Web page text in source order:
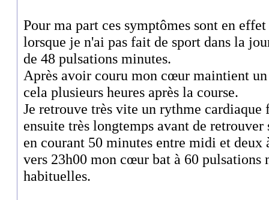
Pour ma part ces symptômes sont en
lorsque je n'ai pas fait de sport dans la
de 48 pulsations minutes.
Après avoir couru mon cœur maintient
cela plusieurs heures après la course.
Je retrouve très vite un rythme
ensuite très longtemps avant de
en courant 50 minutes entre midi et deux
vers 23h00 mon cœur bat à 60 pulsations
habituelles.